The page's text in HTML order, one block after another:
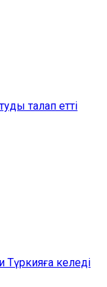
талап етті
Түркияға келеді